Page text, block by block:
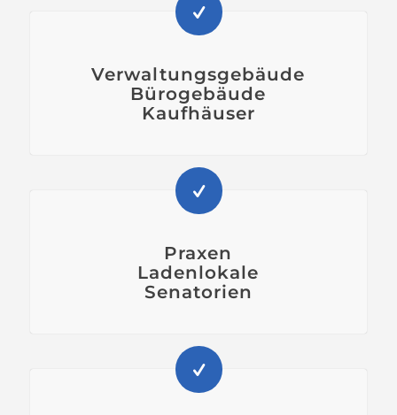
Verwaltungsgebäude
Bürogebäude
Kaufhäuser
Praxen
Ladenlokale
Senatorien